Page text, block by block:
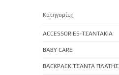
Κατηγορίες
ACCESSORIES-ΤΣΑΝΤΑΚΙΑ
BABY CARE
BACKPACK ΤΣΑΝΤΑ ΠΛΑΤΗΣ